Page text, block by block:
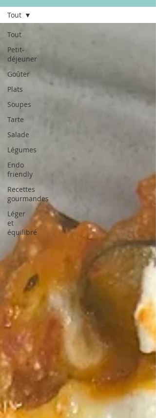
Tout
Petit-
déjeuner
Goûter
Plats
Soupes
Tarte
Salade
Légumes
Endo
friendly
Recettes
gourmandes
Léger
et
équilibré
Tout